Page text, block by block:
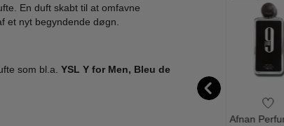
En duft skabt til at omfavne
et nyt begyndende døgn.
som bl.a. YSL Y for Men, Bleu de
Afnan